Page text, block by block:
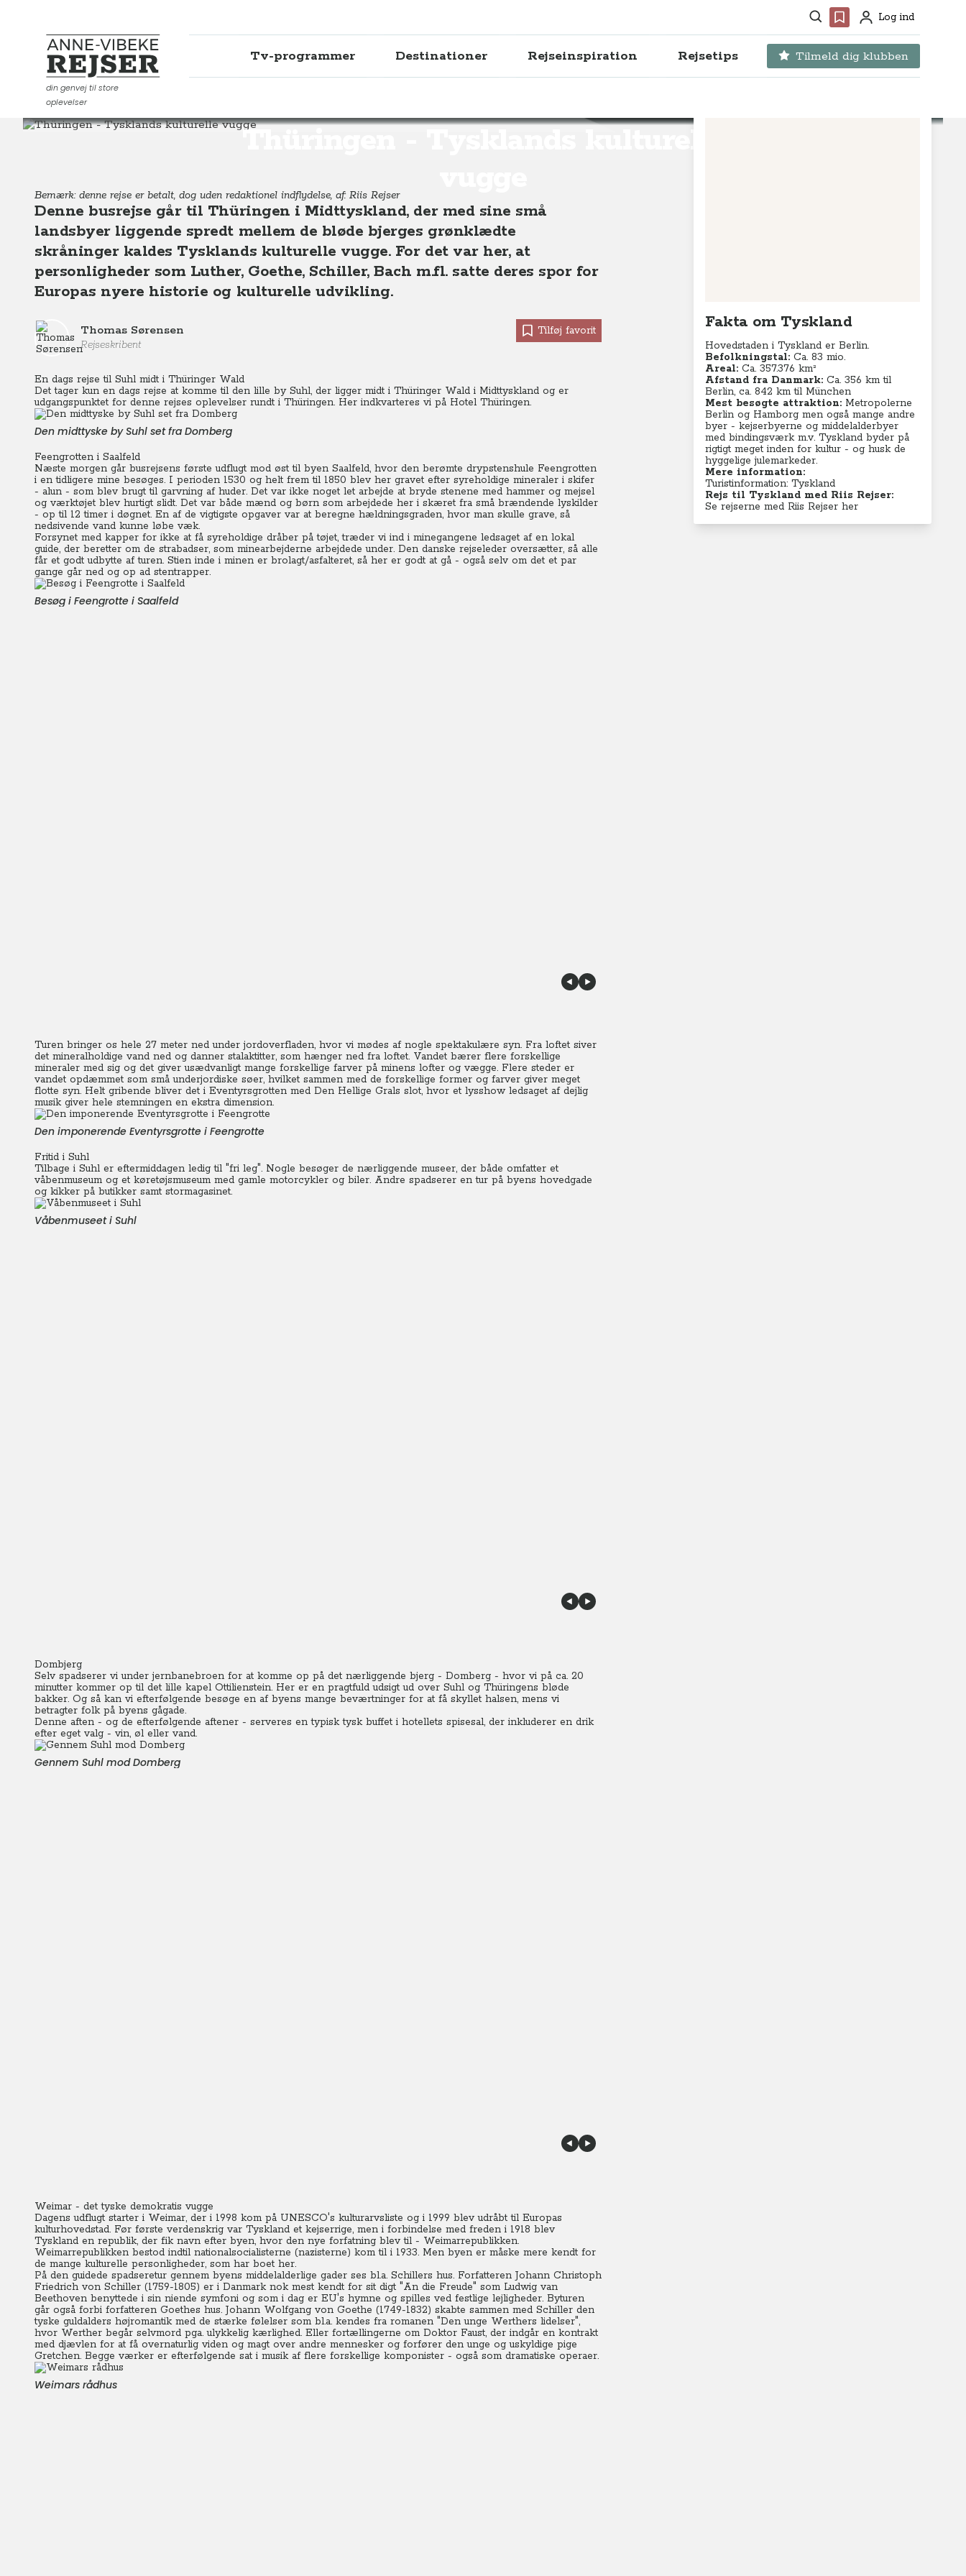
Søg Favoritter
ProfilLog ind
Anne-Vibeke Rejser
din genvej til store
oplevelser
Tv-programmer Destinationer Rejseinspiration Rejsetips Tilmeld dig klubben
Thüringen - Tysklands kulturelle
Destinationer
Bemærk: denne rejse er betalt, dog uden redaktionel indflydelse, af: Riis Rejser
Denne busrejse går til Thüringen i Midttyskland, der med sine små
landsbyer liggende spredt mellem de bløde bjerges grønklædte
skråninger kaldes Tysklands kulturelle vugge. For det var her, at
personligheder som Luther, Goethe, Schiller, Bach m.fl. satte deres spor for
Europas nyere historie og kulturelle udvikling.
Thomas Sørensen
Rejseskribent
Tilføj favorit
En dags rejse til Suhl midt i Thüringer Wald
Det tager kun en dags rejse at komme til den lille by Suhl, der ligger midt i Thüringer Wald i Midttyskland og er
udgangspunktet for denne rejses oplevelser rundt i Thüringen. Her indkvarteres vi på Hotel Thüringen.
Den midttyske by Suhl set fra Domberg
Feengrotten i Saalfeld
Næste morgen går busrejsens første udflugt mod øst til byen Saalfeld, hvor den berømte drypstenshule Feengrotten
i en tidligere mine besøges. I perioden 1530 og helt frem til 1850 blev her gravet efter syreholdige mineraler i skifer
- alun - som blev brugt til garvning af huder. Det var ikke noget let arbejde at bryde stenene med hammer og mejsel
og værktøjet blev hurtigt slidt. Det var både mænd og børn som arbejdede her i skæret fra små brændende lyskilder
- op til 12 timer i døgnet. En af de vigtigste opgaver var at beregne hældningsgraden, hvor man skulle grave, så
nedsivende vand kunne løbe væk.
Forsynet med kapper for ikke at få syreholdige dråber på tøjet, træder vi ind i minegangene ledsaget af en lokal
guide, der beretter om de strabadser, som minearbejderne arbejdede under. Den danske rejseleder oversætter, så alle
får et godt udbytte af turen. Stien inde i minen er brolagt/asfalteret, så her er godt at gå - også selv om det et par
gange går ned og op ad stentrapper.
Besøg i Feengrotte i Saalfeld
Turen bringer os hele 27 meter ned under jordoverfladen, hvor vi mødes af nogle spektakulære syn. Fra loftet siver
det mineralholdige vand ned og danner stalaktitter, som hænger ned fra loftet. Vandet bærer flere forskellige
mineraler med sig og det giver usædvanligt mange forskellige farver på minens lofter og vægge. Flere steder er
vandet opdæmmet som små underjordiske søer, hvilket sammen med de forskellige former og farver giver meget
flotte syn. Helt gribende bliver det i Eventyrsgrotten med Den Hellige Grals slot, hvor et lysshow ledsaget af dejlig
musik giver hele stemningen en ekstra dimension.
Den imponerende Eventyrsgrotte i Feengrotte
Fritid i Suhl
Tilbage i Suhl er eftermiddagen ledig til "fri leg". Nogle besøger de nærliggende museer, der både omfatter et
våbenmuseum og et køretøjsmuseum med gamle motorcykler og biler. Andre spadserer en tur på byens hovedgade
og kikker på butikker samt stormagasinet.
Våbenmuseet i Suhl
Dombjerg
Selv spadserer vi under jernbanebroen for at komme op på det nærliggende bjerg - Domberg - hvor vi på ca. 20
minutter kommer op til det lille kapel Ottilienstein. Her er en pragtfuld udsigt ud over Suhl og Thüringens bløde
bakker. Og så kan vi efterfølgende besøge en af byens mange beværtninger for at få skyllet halsen, mens vi
betragter folk på byens gågade.
Denne aften - og de efterfølgende aftener - serveres en typisk tysk buffet i hotellets spisesal, der inkluderer en drik
efter eget valg - vin, øl eller vand.
Gennem Suhl mod Domberg
Weimar - det tyske demokratis vugge
Dagens udflugt starter i Weimar, der i 1998 kom på UNESCO's kulturarvsliste og i 1999 blev udråbt til Europas
kulturhovedstad. Før første verdenskrig var Tyskland et kejserrige, men i forbindelse med freden i 1918 blev
Tyskland en republik, der fik navn efter byen, hvor den nye forfatning blev til - Weimarrepublikken.
Weimarrepublikken bestod indtil nationalsocialisterne (nazisterne) kom til i 1933. Men byen er måske mere kendt for
de mange kulturelle personligheder, som har boet her.
På den guidede spadseretur gennem byens middelalderlige gader ses bl.a. Schillers hus. Forfatteren Johann Christoph
Friedrich von Schiller (1759-1805) er i Danmark nok mest kendt for sit digt "An die Freude" som Ludwig van
Beethoven benyttede i sin niende symfoni og som i dag er EU's hymne og spilles ved festlige lejligheder. Byturen
går også forbi forfatteren Goethes hus. Johann Wolfgang von Goethe (1749-1832) skabte sammen med Schiller den
tyske guldalders højromantik med de stærke følelser som bl.a. kendes fra romanen "Den unge Werthers lidelser",
hvor Werther begår selvmord pga. ulykkelig kærlighed. Eller fortællingerne om Doktor Faust, der indgår en kontrakt
med djævlen for at få overnaturlig viden og magt over andre mennesker og forfører den unge og uskyldige pige
Gretchen. Begge værker er efterfølgende sat i musik af flere forskellige komponister - også som dramatiske operaer.
Weimars rådhus
Fakta om Tyskland
Hovedstaden i Tyskland er Berlin.
Befolkningstal: Ca. 83 mio.
Areal:Ca. 357.376 km²
Afstand fra Danmark: Ca. 356 km til
Berlin, ca. 842 km til München
Mest besøgte attraktion: Metropolerne
Berlin og Hamborg men også mange andre
byer - kejserbyerne og middelalderbyer
med bindingsværk m.v. Tyskland byder på
rigtigt meget inden for kultur - og husk de
hyggelige julemarkeder.
Mere information:
Turistinformation: Tyskland
Rejs til Tyskland med Riis Rejser:
Se rejserne med Riis Rejser her